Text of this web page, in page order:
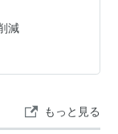
。 仕入れコ
いる中で、
いる。 賃貸
できない。 一
減
もっと見る